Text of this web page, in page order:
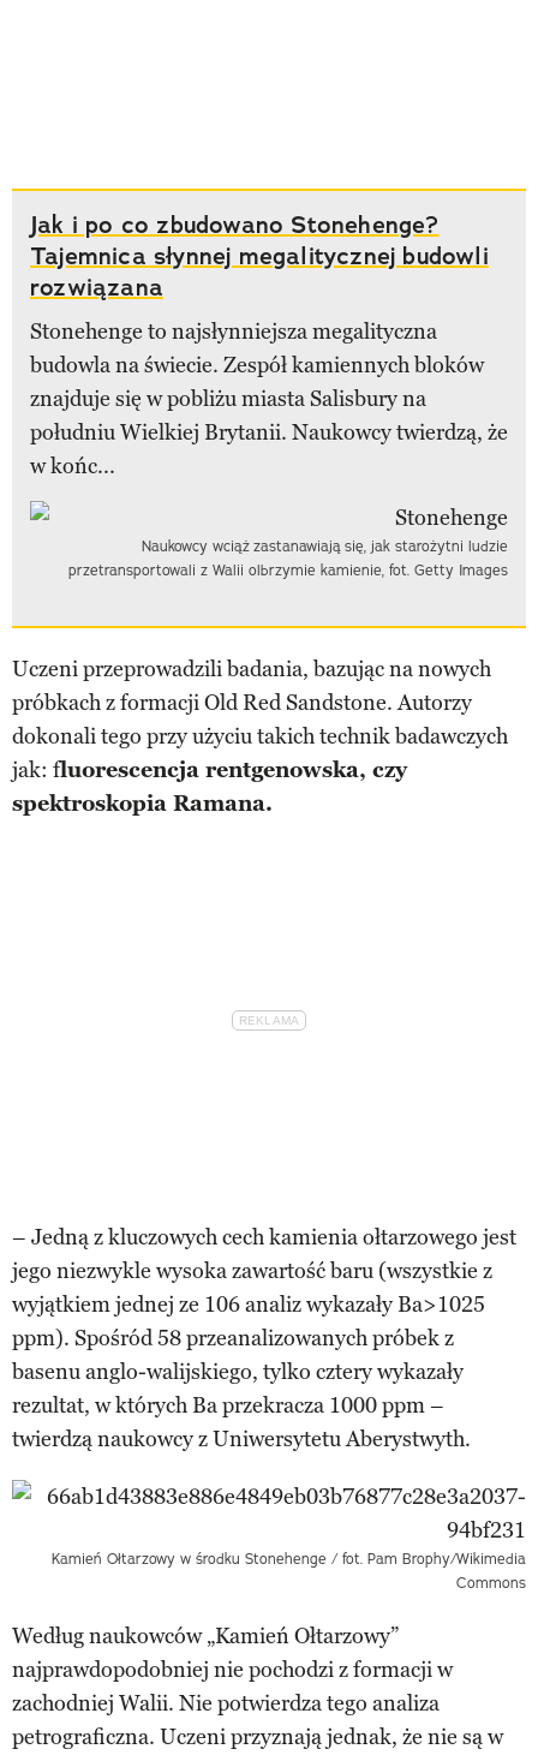
Jak i po co zbudowano Stonehenge?
Tajemnica słynnej megalitycznej budowli
rozwiązana
Stonehenge to najsłynniejsza megalityczna
budowla na świecie. Zespół kamiennych bloków
znajduje się w pobliżu miasta Salisbury na
południu Wielkiej Brytanii. Naukowcy twierdzą, że
w końc...
Naukowcy wciąż zastanawiają się, jak starożytni ludzie
przetransportowali z Walii olbrzymie kamienie, fot. Getty Images
Uczeni przeprowadzili badania, bazując na nowych
próbkach z formacji Old Red Sandstone. Autorzy
dokonali tego przy użyciu takich technik badawczych
jak: fluorescencja rentgenowska, czy
spektroskopia Ramana.
– Jedną z kluczowych cech kamienia ołtarzowego jest
jego niezwykle wysoka zawartość baru (wszystkie z
wyjątkiem jednej ze 106 analiz wykazały Ba>1025
ppm). Spośród 58 przeanalizowanych próbek z
basenu anglo-walijskiego, tylko cztery wykazały
rezultat, w których Ba przekracza 1000 ppm –
twierdzą naukowcy z Uniwersytetu Aberystwyth.
Kamień Ołtarzowy w środku Stonehenge / fot. Pam Brophy/Wikimedia
Commons
Według naukowców „Kamień Ołtarzowy”
najprawdopodobniej nie pochodzi z formacji w
zachodniej Walii. Nie potwierdza tego analiza
petrograficzna. Uczeni przyznają jednak, że nie są w